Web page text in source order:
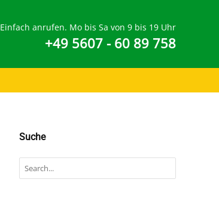
Einfach anrufen. Mo bis Sa von 9 bis 19 Uhr
+49 5607 - 60 89 758
Suche